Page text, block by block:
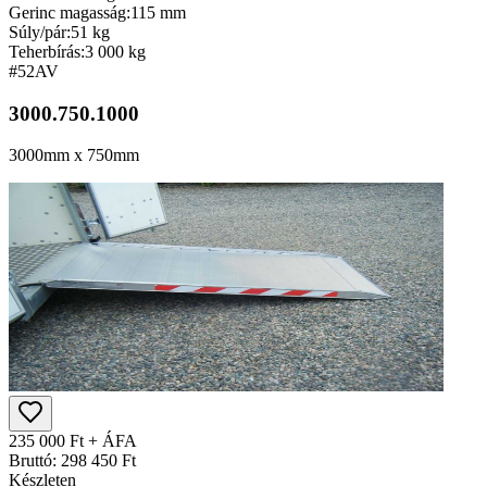
Gerinc magasság:115 mm
Súly/pár:51 kg
Teherbírás:3 000 kg
#52AV
3000.750.1000
3000mm x 750mm
235 000 Ft + ÁFA
Bruttó: 298 450 Ft
Készleten